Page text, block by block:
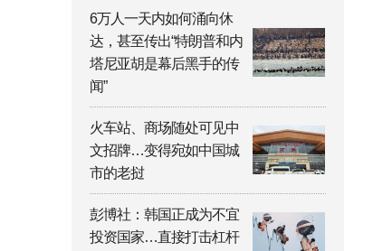
6万人一天内如何涌向休
达，甚至传出“特朗普和内
塔尼亚胡是幕后黑手的传
闻”
火车站、商场随处可见中
文招牌…变得宛如中国城
市的老挝
彭博社：韩国正成为不宜
投资国家…直接打击杠杆